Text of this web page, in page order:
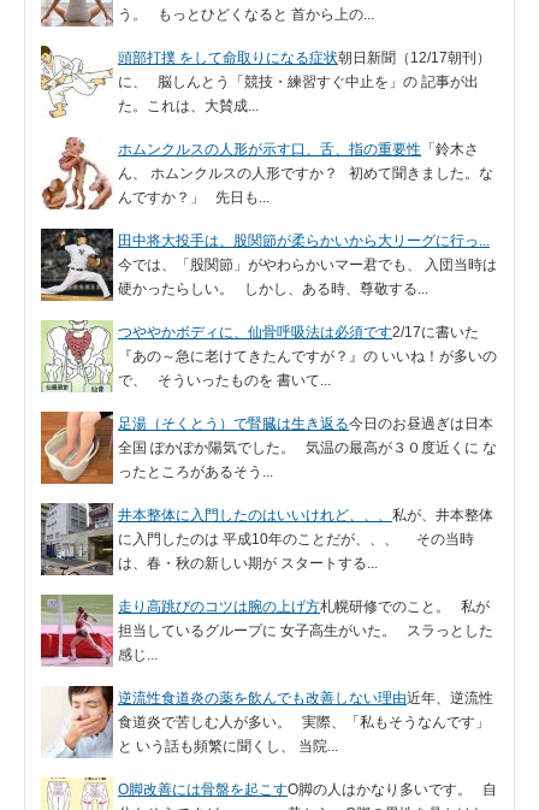
う。 もっとひどくなると 首から上の...
頭部打撲 をして命取りになる症状朝日新聞（12/17朝刊）
に、 脳しんとう「競技・練習すぐ中止を」の 記事が出
た。これは、大賛成...
ホムンクルスの人形が示す口、舌、指の重要性 「鈴木さ
ん、 ホムンクルスの人形ですか？ 初めて聞きました。な
んですか？」 先日も...
田中将大投手は、股関節が柔らかいから大リーグに行っ...
今では、「股関節」がやわらかいマー君でも、 入団当時は
硬かったらしい。 しかし、ある時、尊敬する...
つややかボディに、仙骨呼吸法は必須です2/17に書いた
『あの～急に老けてきたんですが？』の いいね！が多いの
で、 そういったものを 書いて...
足湯（そくとう）で腎臓は生き返る今日のお昼過ぎは日本
全国 ぽかぽか陽気でした。 気温の最高が３０度近くに な
ったところがあるそう...
井本整体に入門したのはいいけれど、、、 私が、井本整体
に入門したのは 平成10年のことだが、、、 その当時
は、春・秋の新しい期が スタートする...
走り高跳びのコツは腕の上げ方札幌研修でのこと。 私が
担当しているグループに 女子高生がいた。 スラっとした
感じ...
逆流性食道炎の薬を飲んでも改善しない理由近年、逆流性
食道炎で苦しむ人が多い。 実際、「私もそうなんです」
と いう話も頻繁に聞くし、 当院...
O脚改善には骨盤を起こすO脚の人はかなり多いです。 自